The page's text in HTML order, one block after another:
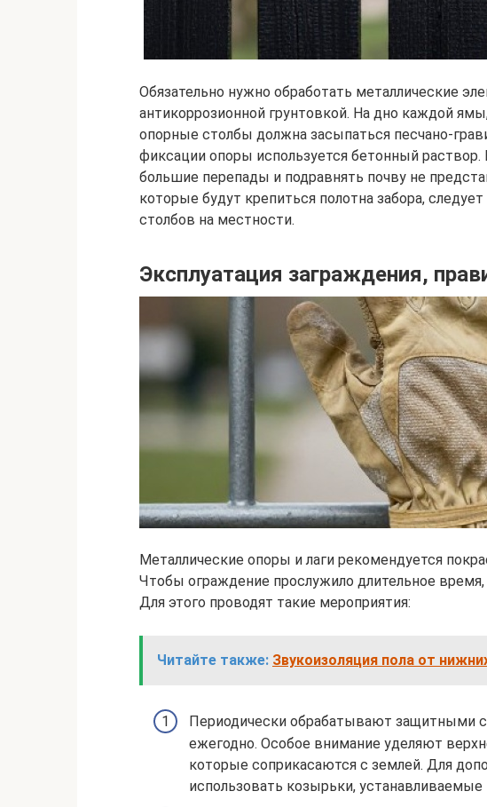
Обязательно нужно обработать металлические
антикоррозионной грунтовкой. На дно каждой
опорные столбы должна засыпаться песчано-
фиксации опоры используется бетонный раствор.
большие перепады и подравнять почву не
которые будут крепиться полотна забора,
столбов на местности.
Эксплуатация заграждения,
Металлические опоры и лаги рекомендуется
Чтобы ограждение прослужило длительное
Для этого проводят такие мероприятия:
Читайте также: Звукоизоляция пола от
Периодически обрабатывают защитными
ежегодно. Особое внимание уделяют
которые соприкасаются с землей. Для
использовать козырьки,